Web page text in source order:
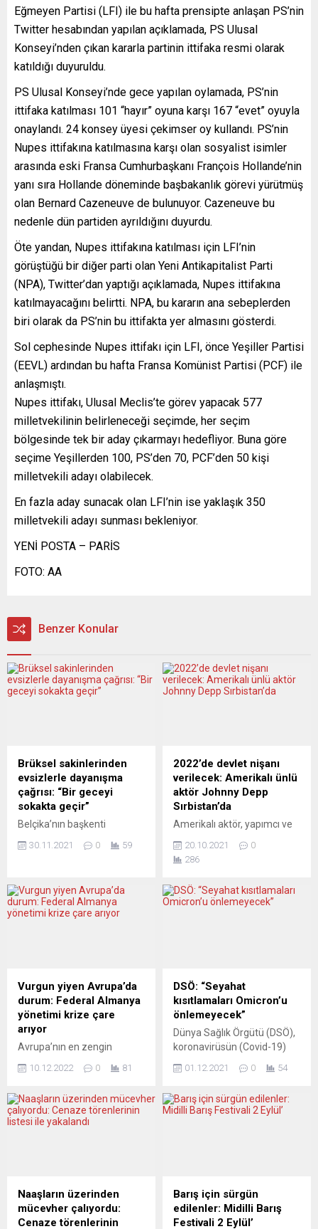
Eğmeyen Partisi (LFI) ile bu hafta prensipte anlaşan PS’nin
Twitter hesabından yapılan açıklamada, PS Ulusal
Konseyi’nden çıkan kararla partinin ittifaka resmi olarak
katıldığı duyuruldu.
PS Ulusal Konseyi’nde gece yapılan oylamada, PS’nin
ittifaka katılması 101 “hayır” oyuna karşı 167 “evet” oyuyla
onaylandı. 24 konsey üyesi çekimser oy kullandı. PS’nin
Nupes ittifakına katılmasına karşı olan sosyalist isimler
arasında eski Fransa Cumhurbaşkanı François Hollande’nin
yanı sıra Hollande döneminde başbakanlık görevi yürütmüş
olan Bernard Cazeneuve de bulunuyor. Cazeneuve bu
nedenle dün partiden ayrıldığını duyurdu.
Öte yandan, Nupes ittifakına katılması için LFI’nin
görüştüğü bir diğer parti olan Yeni Antikapitalist Parti
(NPA), Twitter’dan yaptığı açıklamada, Nupes ittifakına
katılmayacağını belirtti. NPA, bu kararın ana sebeplerden
biri olarak da PS’nin bu ittifakta yer almasını gösterdi.
Sol cephesinde Nupes ittifakı için LFI, önce Yeşiller Partisi
(EEVL) ardından bu hafta Fransa Komünist Partisi (PCF) ile
anlaşmıştı.
Nupes ittifakı, Ulusal Meclis’te görev yapacak 577
milletvekilinin belirleneceği seçimde, her seçim
bölgesinde tek bir aday çıkarmayı hedefliyor. Buna göre
seçime Yeşillerden 100, PS’den 70, PCF’den 50 kişi
milletvekili adayı olabilecek.
En fazla aday sunacak olan LFI’nin ise yaklaşık 350
milletvekili adayı sunması bekleniyor.
YENİ POSTA – PARİS
FOTO: AA
Benzer Konular
Brüksel sakinlerinden
evsizlerle dayanışma
çağrısı: “Bir geceyi
sokakta geçir”
Belçika’nın başkenti
sorunu”na dikkati çekmek
düzenlenirken, Avrupa Birliği
(AB) de konuyu bu hafta
Hemşireleri) derneği,
kentteki çok sayıda evsizin,
özellikle kış aylarındaki
durumuyla ilgili farkındalık
uyandırmak için...
30.11.2021 0 59
2022’de devlet nişanı
verilecek: Amerikalı ünlü
aktör Johnny Depp
Sırbistan’da
Amerikalı aktör, yapımcı ve
Iervolino Stüdyosu’nun
Sırbistan şubesince yapılan
dizisinin tanıtımı için
başkent Belgrad’a geldi.
Dijital Stüdyosu üstleniyor.
Sırbistan Cumhurbaşkanı
Aleksandar Vucic ile
görüşen Depp’e, Andrea
Iervolino, Monika Bakardi ve
Milos Bikovic eşlik ediyor.
Vucic,...
20.10.2021
0
286
Vurgun yiyen Avrupa’da
durum: Federal Almanya
yönetimi krize çare
arıyor
Avrupa’nın en zengin
istendiği gibi gitmiyor.
görünür haller alıyor.
Avrupa’nın “zengin
enflasyonun çilesini
dargelirli gruplar çekiyor.
Federal Almanya tarihindeki
10.12.2022 0 81
DSÖ: “Seyahat
kısıtlamaları Omicron’u
önlemeyecek”
Dünya Sağlık Örgütü (DSÖ),
koronavirüsün (Covid-19)
ülkelere yönelik seyahat
küresel yayılımını önlemek
için çözüm olmadığı
uluslararası camiaya
tavsiyeler yapıldı. Varyanta
ilişkin son gelişmelerin DSÖ
01.12.2021 0 54
Naaşların üzerinden
mücevher çalıyordu:
Cenaze törenlerinin
Barış için sürgün
edilenler: Midilli Barış
Festivali 2 Eylül’